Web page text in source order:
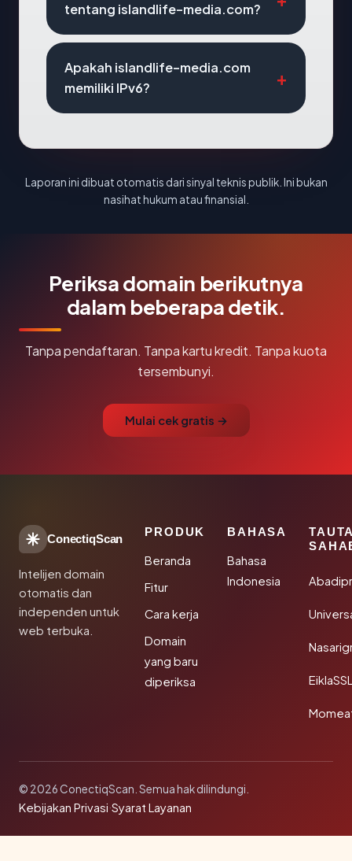
tentang islandlife-media.com?
Apakah islandlife-media.com
memiliki IPv6?
Laporan ini dibuat otomatis dari sinyal teknis publik. Ini bukan
nasihat hukum atau finansial.
Periksa domain berikutnya
dalam beberapa detik.
Tanpa pendaftaran. Tanpa kartu kredit. Tanpa kuota
tersembunyi.
Mulai cek gratis →
ConectiqScan
Intelijen domain
otomatis dan
independen untuk
web terbuka.
PRODUK
Beranda
Fitur
Cara kerja
Domain
yang baru
diperiksa
BAHASA
Bahasa
Indonesia
© 2026 ConectiqScan. Semua hak dilindungi.
Kebijakan Privasi·Syarat Layanan